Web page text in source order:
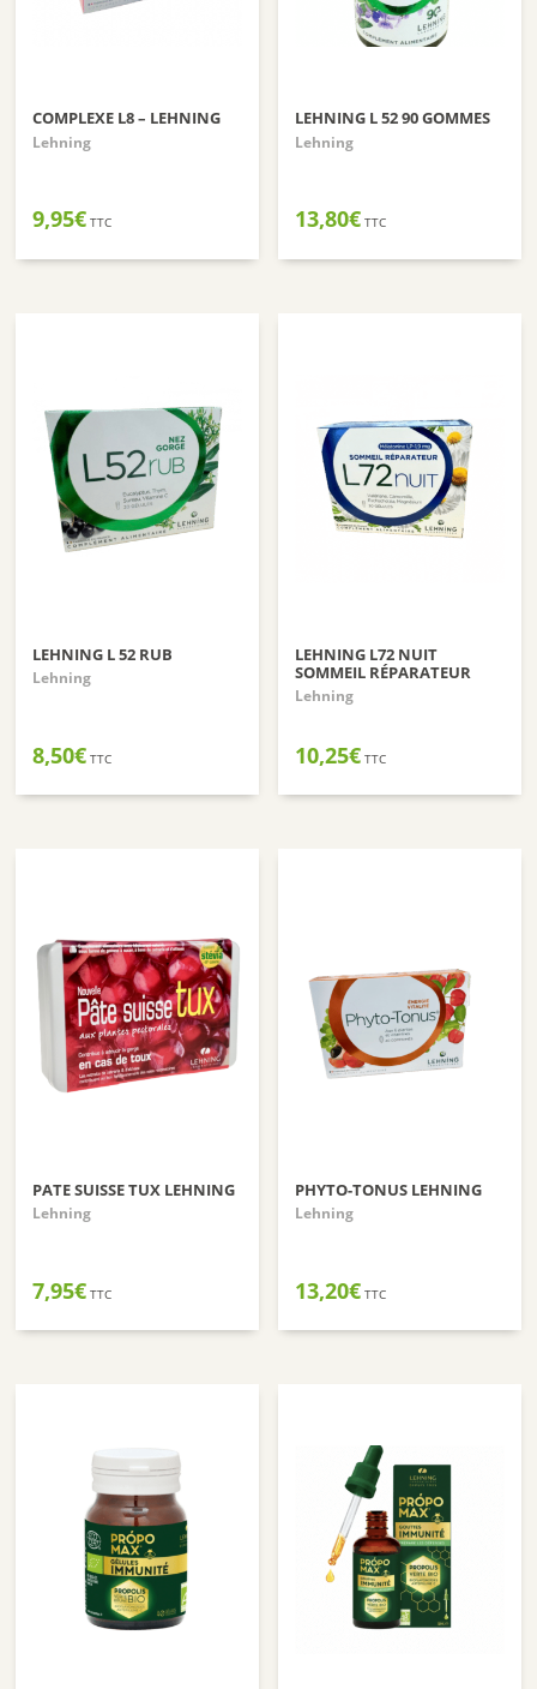
COMPLEXE L8 – LEHNING
Lehning
9,95€ TTC
LEHNING L 52 90 GOMMES
Lehning
13,80€ TTC
LEHNING L 52 RUB
Lehning
8,50€ TTC
LEHNING L72 NUIT
SOMMEIL RÉPARATEUR
Lehning
10,25€ TTC
PATE SUISSE TUX LEHNING
Lehning
7,95€ TTC
PHYTO-TONUS LEHNING
Lehning
13,20€ TTC